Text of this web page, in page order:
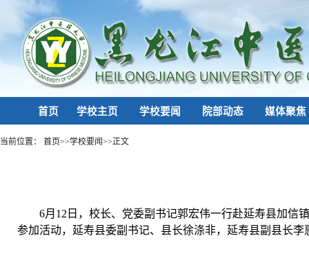
首页 学校主页 学校要闻 院部动态 媒体聚焦
当前位置： 首页>>学校要闻>>正文
6月12日，校长、党委副书记郭宏伟一行赴延寿县加信
参加活动，延寿县委副书记、县长徐涤非，延寿县副县长